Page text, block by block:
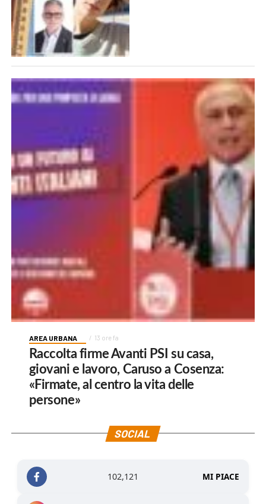
AREA URBANA 13 ore fa
Raccolta firme Avanti PSI su casa,
giovani e lavoro, Caruso a Cosenza:
«Firmate, al centro la vita delle
persone»
SOCIAL
102,121 MI PIACE